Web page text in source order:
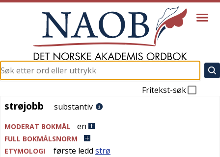
Fritekst-søk
strøjobb
strøjobb substantiv
MODERAT BOKMÅL en
FULL BOKMÅLSNORM
ETYMOLOGI
første ledd strø